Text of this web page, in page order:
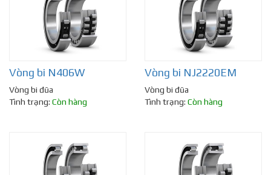
Vòng bi N406W
Vòng bi đũa
Tình trạng: Còn hàng
Vòng bi NJ2220EM
Vòng bi đũa
Tình trạng: Còn hàng